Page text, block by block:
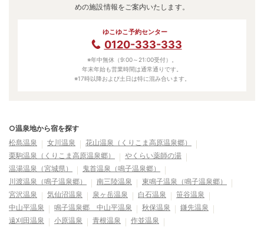
めの施設情報をご案内いたします。
ゆこゆこ予約センター
0120-333-333
※年中無休（9:00～21:00受付）。
年末年始も営業時間は通常通りです。
※17時以降および土日は特に混み合います。
○温泉地から宿を探す
松島温泉
女川温泉
花山温泉（くりこま高原温泉郷）
栗駒温泉（くりこま高原温泉郷）
やくらい薬師の湯
温湯温泉（宮城県）
鬼首温泉（鳴子温泉郷）
川渡温泉（鳴子温泉郷）
南三陸温泉
東鳴子温泉（鳴子温泉郷）
宮沢温泉
気仙沼温泉 泉ヶ岳温泉 白石温泉
笹谷温泉
中山平温泉
鳴子温泉郷 中山平温泉 秋保温泉
鎌先温泉
遠刈田温泉
小原温泉 青根温泉
作並温泉